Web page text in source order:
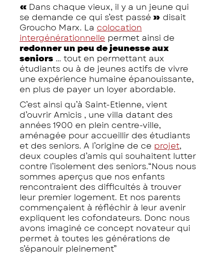
« Dans chaque vieux, il y a un jeune qui
se demande ce qui s’est passé » disait
Groucho Marx. La colocation
intergénérationnelle permet ainsi de
redonner un peu de jeunesse aux
seniors … tout en permettant aux
étudiants ou à de jeunes actifs de vivre
une expérience humaine épanouissante,
en plus de payer un loyer abordable.
C’est ainsi qu’à Saint-Etienne, vient
d’ouvrir Amicis , une villa datant des
années 1900 en plein centre-ville,
aménagée pour accueillir des étudiants
et des seniors. A l’origine de ce projet,
deux couples d’amis qui souhaitent lutter
contre l’isolement des seniors.“Nous nous
sommes aperçus que nos enfants
rencontraient des difficultés à trouver
leur premier logement. Et nos parents
commençaient à réfléchir à leur avenir
expliquent les cofondateurs. Donc nous
avons imaginé ce concept novateur qui
permet à toutes les générations de
s’épanouir pleinement”